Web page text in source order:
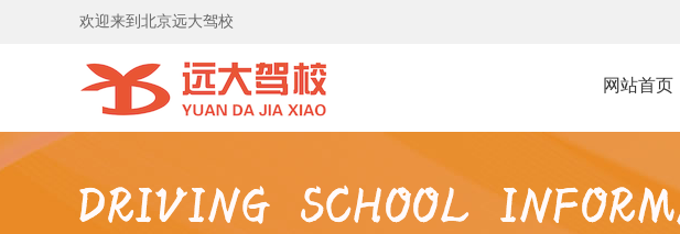
欢迎来到北京远大驾校
网站首页